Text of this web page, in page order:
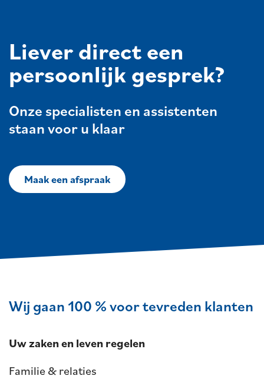
Liever direct een
persoonlijk gesprek?
Onze specialisten en assistenten
staan voor u klaar
Maak een afspraak
Wij gaan 100 % voor tevreden klanten
Uw zaken en leven regelen
Familie & relaties